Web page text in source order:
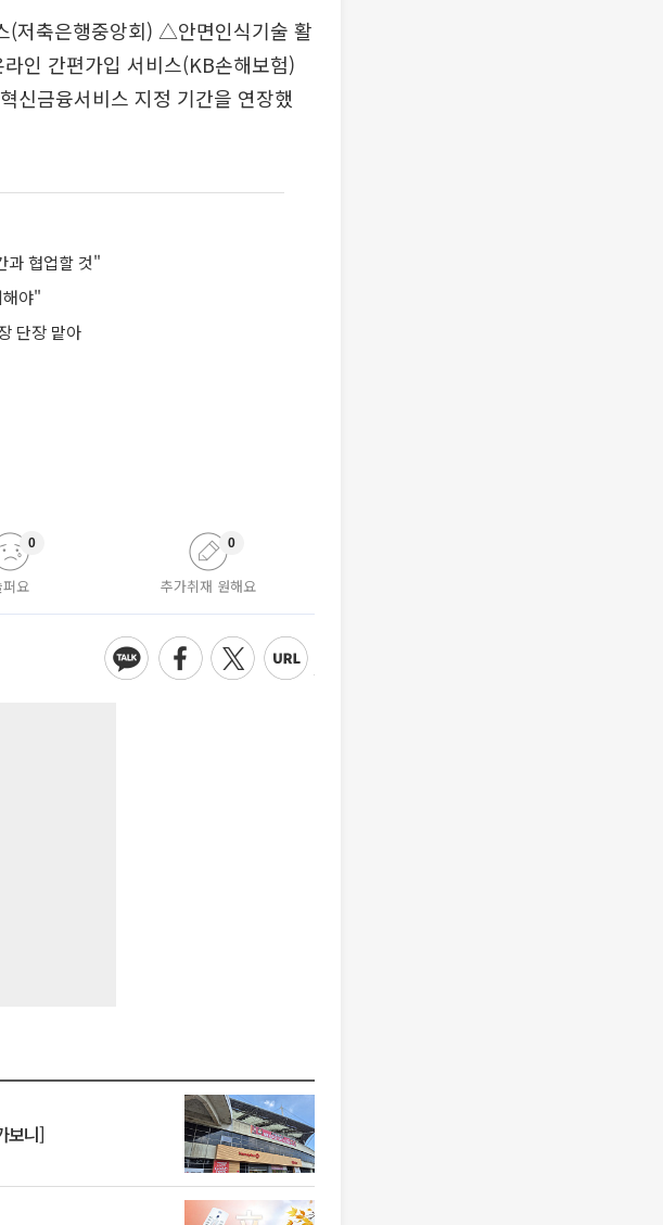
(저축은행중앙회) △안면인식기술 활
인 간편가입 서비스(KB손해보험)
신금융서비스 지정 기간을 연장했
과 협업할 것"
야"
단장 맡아
퍼요
0
추가취재 원해요
0
보니]